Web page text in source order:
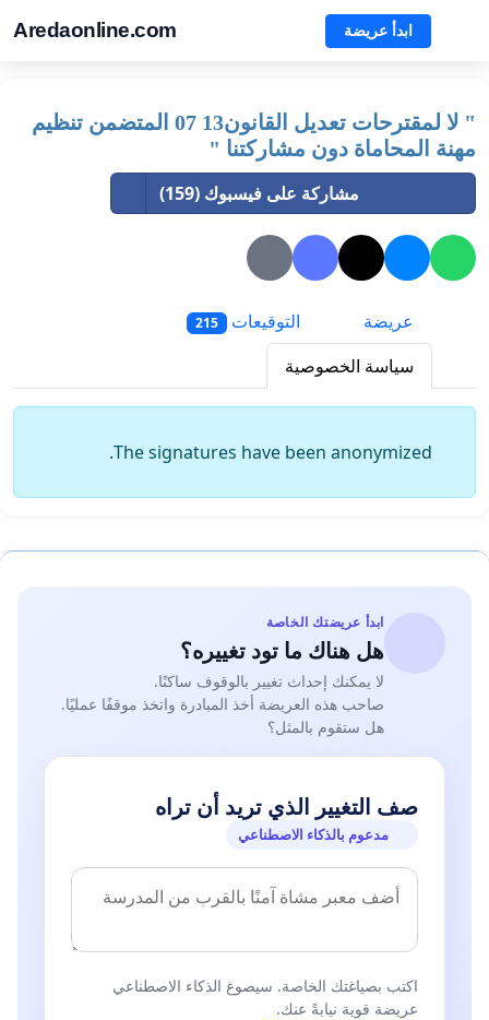
Aredaonline.com ابدأ عريضة
" لا لمقترحات تعديل القانون13 07 المتضمن تنظيم
مهنة المحاماة دون مشاركتنا "
مشاركة على فيسبوك (159)
عريضة التوقيعات 215
سياسة الخصوصية
The signatures have been anonymized.
ابدأ عريضتك الخاصة
هل هناك ما تود تغييره؟
لا يمكنك إحداث تغيير بالوقوف ساكنًا.
صاحب هذه العريضة أخذ المبادرة واتخذ موقفًا عمليًا.
هل ستقوم بالمثل؟
صف التغيير الذي تريد أن تراه
مدعوم بالذكاء الاصطناعي
اكتب بصياغتك الخاصة. سيصوغ الذكاء الاصطناعي
عريضة قوية نيابةً عنك.